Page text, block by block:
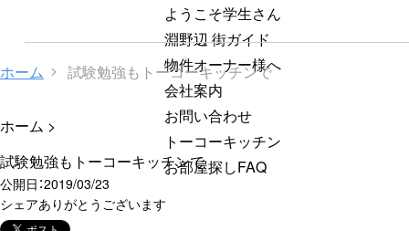
ようこそ学生さん
淵野辺 街ガイド
物件オーナー様へ
会社案内
お問い合わせ
トーコーキッチン
お部屋探しFAQ
ホーム 試験勉強もトーコーキッチンで
ホーム >
試験勉強もトーコーキッチンで
公開日：2019/03/23
シェアありがとうございます